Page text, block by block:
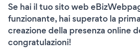
Se hai il tuo sito web
funzionante, hai superato la
creazione della presenza online
congratulazioni!